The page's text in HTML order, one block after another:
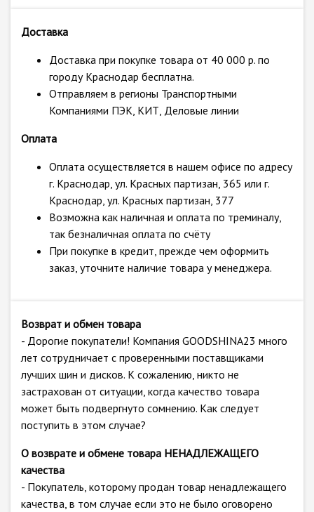
Доставка
Доставка при покупке товара от 40 000 р. по
городу Краснодар бесплатна.
Отправляем в регионы Транспортными
Компаниями ПЭК, КИТ, Деловые линии
Оплата
Оплата осуществляется в нашем офисе по адресу
г. Краснодар, ул. Красных партизан, 365 или г.
Краснодар, ул. Красных партизан, 377
Возможна как наличная и оплата по треминалу,
так безналичная оплата по счёту
При покупке в кредит, прежде чем оформить
заказ, уточните наличие товара у менеджера.
Возврат и обмен товара
- Дорогие покупатели! Компания GOODSHINA23 много
лет сотрудничает с проверенными поставщиками
лучших шин и дисков. К сожалению, никто не
застрахован от ситуации, когда качество товара
может быть подвергнуто сомнению. Как следует
поступить в этом случае?
О возврате и обмене товара НЕНАДЛЕЖАЩЕГО
качества
- Покупатель, которому продан товар ненадлежащего
качества, в том случае если это не было оговорено